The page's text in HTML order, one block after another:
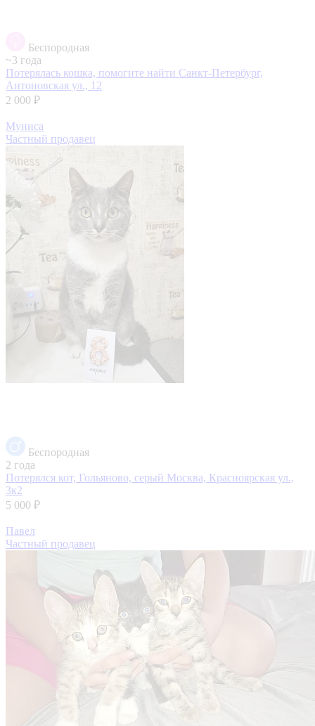
Беспородная
~3 года
Потерялась кошка, помогите найти Санкт-Петербург,
Антоновская ул., 12
2 000 ₽
Муниса
Частный продавец
Беспородная
2 года
Потерялся кот, Гольяново, серый Москва, Красноярская ул.,
3к2
5 000 ₽
Павел
Частный продавец